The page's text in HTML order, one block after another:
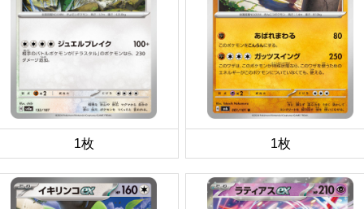
1枚 1枚